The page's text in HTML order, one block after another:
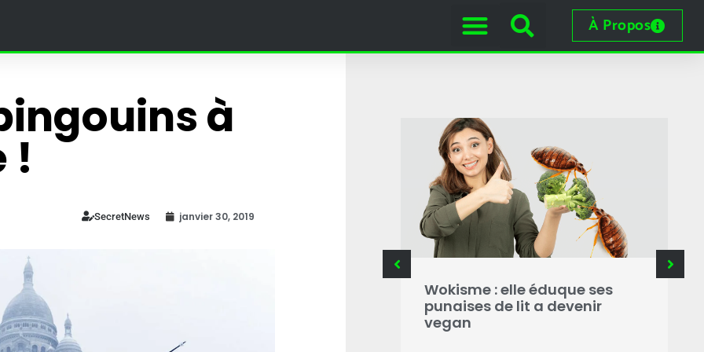
À Propos
à
!
SecretNews janvier 30, 2019
: les
réforme
cérémonie d’ouverture des
Wokisme : elle éduque ses
punaises de lit a devenir
vegan